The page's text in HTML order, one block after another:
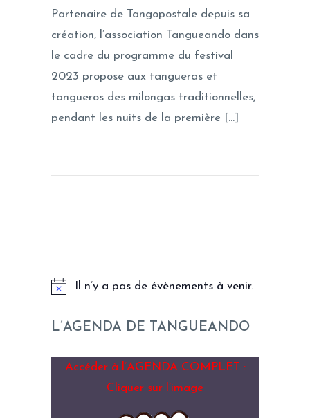
Partenaire de Tangopostale depuis sa
création, l’association Tangueando dans
le cadre du programme du festival
2023 propose aux tangueras et
tangueros des milongas traditionnelles,
pendant les nuits de la première […]
Il n’y a pas de évènements à venir.
L’AGENDA DE TANGUEANDO
Accéder à l’AGENDA COMPLET :
Cliquer sur l’image